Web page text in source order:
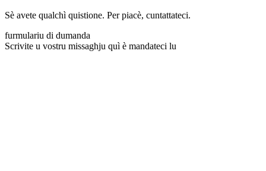
Sè avete qualchì quistione. Per piacè, cuntattateci.
furmulariu di dumanda
Scrivite u vostru missaghju quì è mandateci lu